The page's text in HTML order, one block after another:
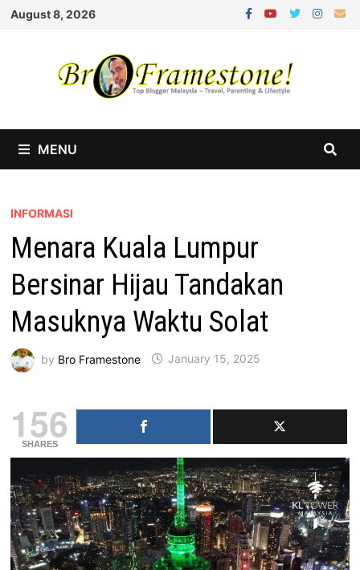
Skip
August 8, 2026
MENU
INFORMASI
Menara Kuala Lumpur
Bersinar Hijau Tandakan
Masuknya Waktu Solat
by Bro Framestone January 15, 2025
156
SHARES